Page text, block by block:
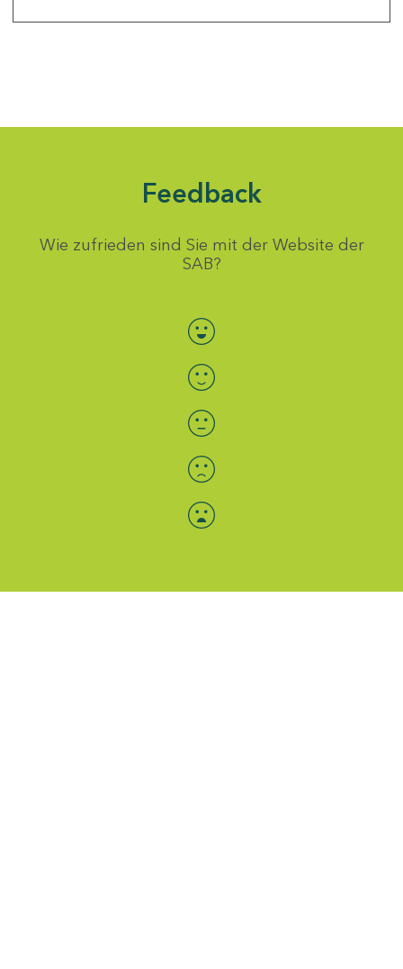
Feedback
Wie zufrieden sind Sie mit der Website der
SAB?
Bewertung auswählen